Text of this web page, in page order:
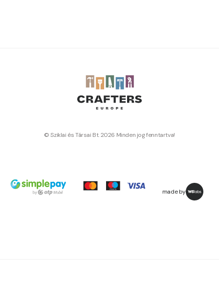
© Sziklai és Társai Bt. 2026 Minden jog fenntartva!
made by